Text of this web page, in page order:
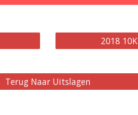
2018 10K
Terug Naar Uitslagen